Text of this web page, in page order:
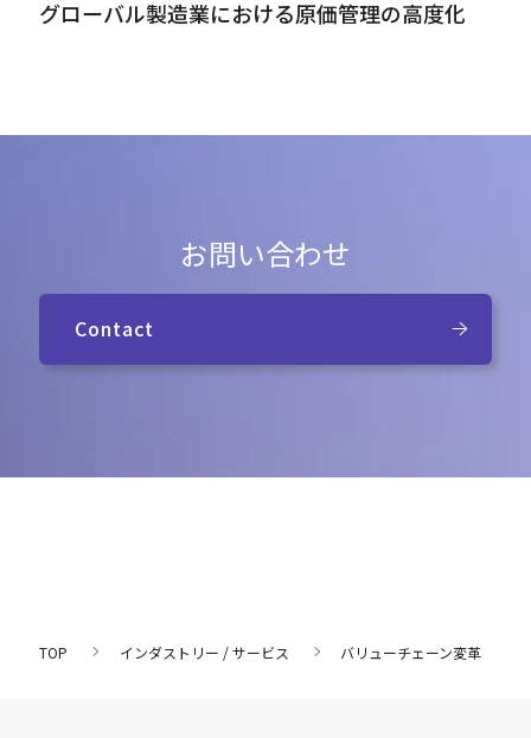
グローバル製造業における原価管理の高度化
お問い合わせ
Contact
TOP インダストリー / サービス バリューチェーン変革